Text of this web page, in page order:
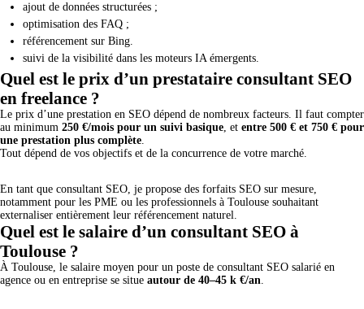
ajout de données structurées ;
optimisation des FAQ ;
référencement sur Bing.
suivi de la visibilité dans les moteurs IA émergents.
Quel est le prix d’un prestataire consultant SEO
en freelance ?
Le prix d’une prestation en SEO dépend de nombreux facteurs. Il faut compter
au minimum 250 €/mois pour un suivi basique, et entre 500 € et 750 € pour
une prestation plus complète.
Tout dépend de vos objectifs et de la concurrence de votre marché.
En tant que consultant SEO, je propose des forfaits SEO sur mesure,
notamment pour les PME ou les professionnels à Toulouse souhaitant
externaliser entièrement leur référencement naturel.
Quel est le salaire d’un consultant SEO à
Toulouse ?
À Toulouse, le salaire moyen pour un poste de consultant SEO salarié en
agence ou en entreprise se situe autour de 40–45 k €/an.